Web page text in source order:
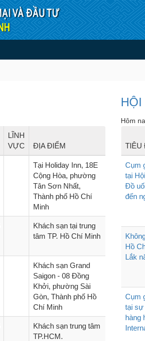
LĨNH
VỰC
ĐỊA ĐIỂM
Tại Holiday Inn, 18E
Cộng Hòa, phường
Tân Sơn Nhất,
Thành phố Hồ Chí
Minh
Khách sạn tại trung
tâm TP. Hồ Chí Minh
Khách sạn Grand
Saigon - 08 Đồng
Khởi, phường Sài
Gòn, Thành phố Hồ
Chí Minh
Khách sạn trung tâm
TP.HCM.
Hôm
TIÊU
Cụm
tại
Đồ
đến
Hồ
Lắk
Cụm
tại sự
hàng